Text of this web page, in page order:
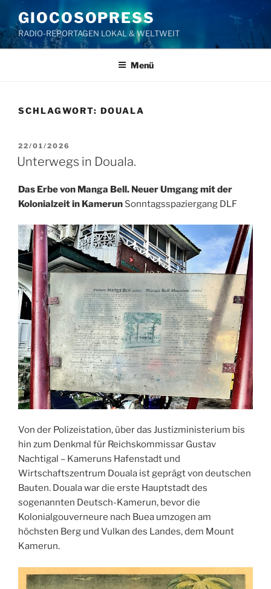
Inhalt
springen
GIOCOSOPRESS
RADIO-REPORTAGEN LOKAL & WELTWEIT
Menü
SCHLAGWORT: DOUALA
VERÖFFENTLICHT
AM
22/01/2026
Unterwegs in Douala.
Das Erbe von Manga Bell. Neuer Umgang mit der
Kolonialzeit in Kamerun Sonntagsspaziergang DLF
Von der Polizeistation, über das Justizministerium bis
hin zum Denkmal für Reichskommissar Gustav
Nachtigal – Kameruns Hafenstadt und
Wirtschaftszentrum Douala ist geprägt von deutschen
Bauten. Douala war die erste Hauptstadt des
sogenannten Deutsch-Kamerun, bevor die
Kolonialgouverneure nach Buea umzogen am
höchsten Berg und Vulkan des Landes, dem Mount
Kamerun.